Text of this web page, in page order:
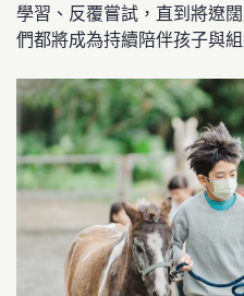
學習、反覆嘗試，直到將遼
們都將成為持續陪伴孩子與組